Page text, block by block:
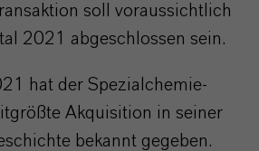
soll voraussichtlich
2021 abgeschlossen sein.
hat der Spezialchemie-
Akquisition in seiner
bekannt gegeben.